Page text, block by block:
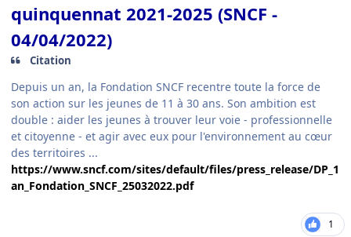
quinquennat 2021-2025 (SNCF -
04/04/2022)
Citation
Depuis un an, la Fondation SNCF recentre toute la force de
son action sur les jeunes de 11 à 30 ans. Son ambition est
double : aider les jeunes à trouver leur voie - professionnelle
et citoyenne - et agir avec eux pour l'environnement au cœur
des territoires ...
https://www.sncf.com/sites/default/files/press_release/DP_1
an_Fondation_SNCF_25032022.pdf
1